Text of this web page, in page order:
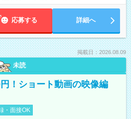
応募する 詳細へ
掲載日：2026.08.09
未読
！ショート動画の映像編
・面接OK